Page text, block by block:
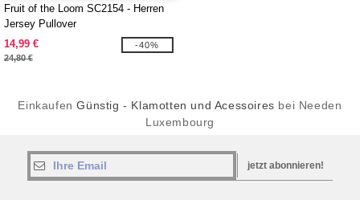
Fruit of the Loom SC2154 - Herren
Jersey Pullover
14,99 €
24,80 €
-40%
EinkaufenGünstig - Klamotten und Acessoires bei Needen
Luxembourg
jetzt abonnieren!